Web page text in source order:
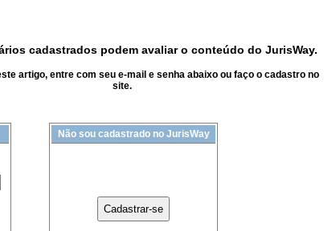
cadastrados podem avaliar o conteúdo do JurisWay.
artigo, entre com seu e-mail e senha abaixo ou faço o cadastro no
site.
Não sou cadastrado no JurisWay